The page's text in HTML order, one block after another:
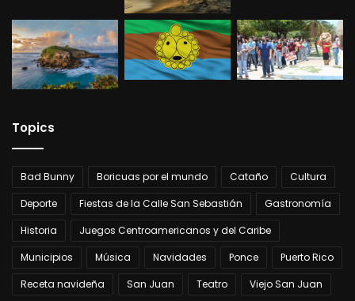
Topics
Bad Bunny Boricuas por el mundo Cataño
Cultura
Deporte
Fiestas de la Calle San Sebastián
Gastronomía
Historia
Juegos Centroamericanos y del Caribe
Municipios
Música Navidades Ponce
Puerto Rico
Receta navideña
San Juan Teatro Viejo San Juan